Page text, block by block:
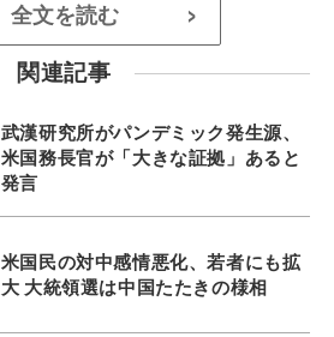
全文を読む >
関連記事
武漢研究所がパンデミック発生源、
米国務長官が「大きな証拠」あると
発言
米国民の対中感情悪化、若者にも拡
大 大統領選は中国たたきの様相